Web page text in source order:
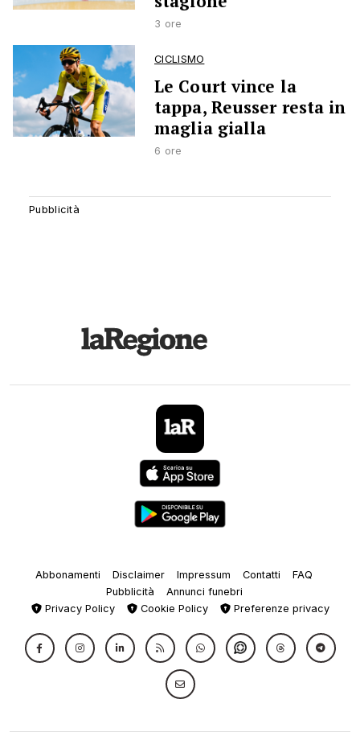
3 ore
CICLISMO
Le Court vince la
tappa, Reusser resta in
maglia gialla
6 ore
Abbonamenti Disclaimer Impressum Contatti
FAQ
Pubblicità
Annunci funebri
Privacy Policy
Cookie Policy Preferenze privacy